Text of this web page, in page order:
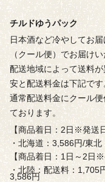
チルドゆうパック
日本酒など冷やしてお
（クール便）でお届けい
配送地域によって送料
安と配送料金は下記です
通常配送料金にクール
ております。
【商品着日：2日※発送
・北海道：3,586円/東
【商品着日：1日～2日※
・北陸：配送料：1,705
3,586円